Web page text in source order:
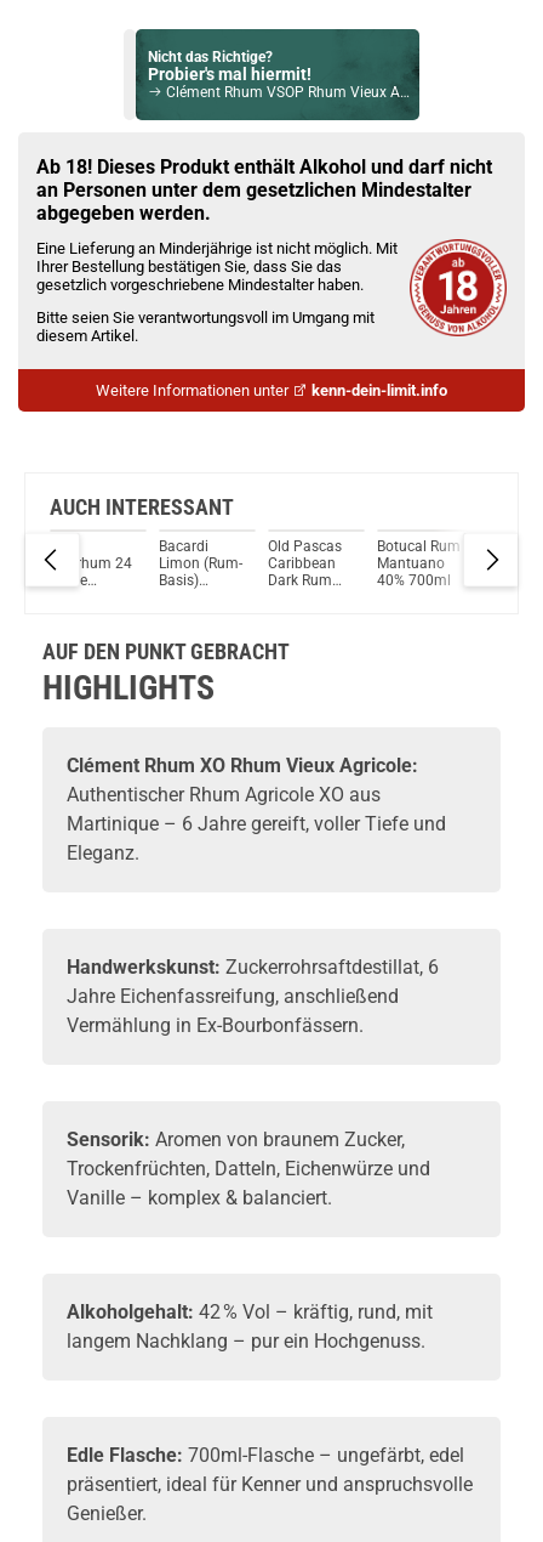
Nicht das Richtige?
Probier's mal hiermit!
Clément Rhum VSOP Rhum Vieux Agricole 40% Vol. 700ml
Check das mal!
Sea Shepherd Gin 43,1% 700ml
Du willst Kröten sparen?
Schau mal hier!
Ambition Mods Kil-Lite DNA 60 Mod Akkuträger Lila
Ab 18! Dieses Produkt enthält Alkohol und darf nicht
an Personen unter dem gesetzlichen Mindestalter
abgegeben werden.
Eine Lieferung an Minderjährige ist nicht möglich. Mit
Ihrer Bestellung bestätigen Sie, dass Sie das
gesetzlich vorgeschriebene Mindestalter haben.
Bitte seien Sie verantwortungsvoll im Umgang mit
diesem Artikel.
Weitere Informationen unter kenn-dein-limit.info
AUCH INTERESSANT
Ron
Quorhum 24
Jahre
Bacardi
Limon (Rum-
Basis)
Old Pascas
Caribbean
Dark Rum
Botucal Rum
Mantuano
40% 700ml
SPIRITS
OLD
AUF DEN PUNKT GEBRACHT
HIGHLIGHTS
Clément Rhum XO Rhum Vieux Agricole:
Authentischer Rhum Agricole XO aus
Martinique – 6 Jahre gereift, voller Tiefe und
Eleganz.
Handwerkskunst: Zuckerrohrsaftdestillat, 6
Jahre Eichenfassreifung, anschließend
Vermählung in Ex-Bourbonfässern.
Sensorik: Aromen von braunem Zucker,
Trockenfrüchten, Datteln, Eichenwürze und
Vanille – komplex & balanciert.
Alkoholgehalt: 42 % Vol – kräftig, rund, mit
langem Nachklang – pur ein Hochgenuss.
Edle Flasche: 700ml-Flasche – ungefärbt, edel
präsentiert, ideal für Kenner und anspruchsvolle
Genießer.